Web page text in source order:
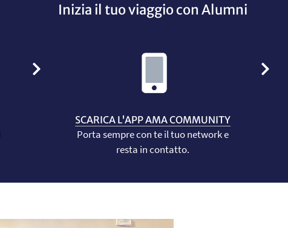
Inizia il tuo viaggio con Alumni
SCARICA L'APP AMA COMMUNITY
Porta sempre con te il tuo network e
resta in contatto.